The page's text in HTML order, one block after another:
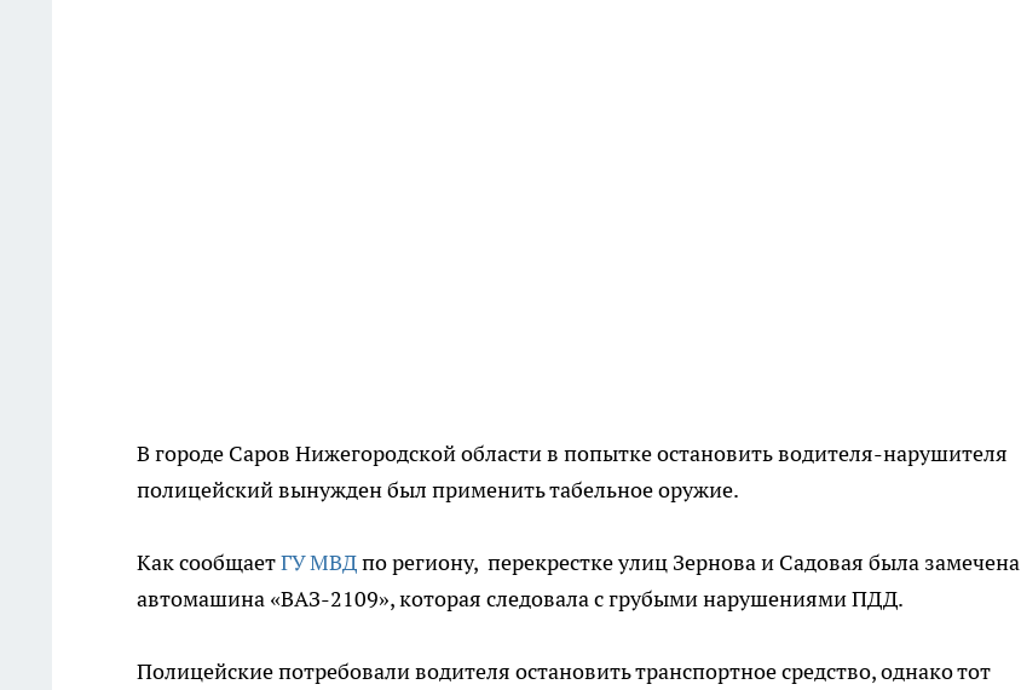
В городе Саров Нижегородской области в попытке остановить водителя-нарушителя
полицейский вынужден был применить табельное оружие.
Как сообщаетГУ МВДпо региону, перекрестке улиц Зернова и Садовая была замечена
автомашина «ВАЗ-2109», которая следовала с грубыми нарушениями ПДД.
Полицейские потребовали водителя остановить транспортное средство, однако тот